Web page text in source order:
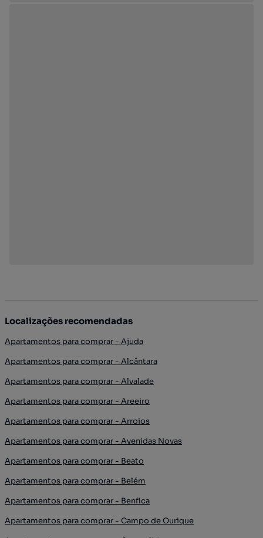
Localizações recomendadas
Apartamentos para comprar - Ajuda
Apartamentos para comprar - Alcântara
Apartamentos para comprar - Alvalade
Apartamentos para comprar - Areeiro
Apartamentos para comprar - Arroios
Apartamentos para comprar - Avenidas Novas
Apartamentos para comprar - Beato
Apartamentos para comprar - Belém
Apartamentos para comprar - Benfica
Apartamentos para comprar - Campo de Ourique